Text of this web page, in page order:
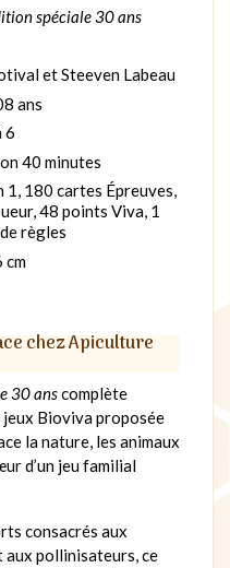
spéciale 30 ans
et Steeven Labeau
ans
6
40 minutes
1, 180 cartes Épreuves,
48 points Viva, 1
règles
cm
chez Apiculture
30 anscomplète
Bioviva proposée
la nature, les animaux
d’un jeu familial
consacrés aux
aux pollinisateurs, ce